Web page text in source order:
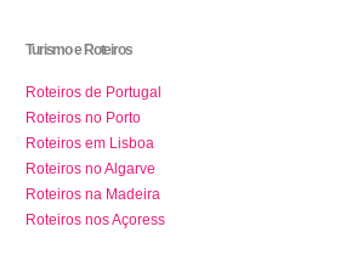
Turismo e Roteiros
Roteiros de Portugal
Roteiros no Porto
Roteiros em Lisboa
Roteiros no Algarve
Roteiros na Madeira
Roteiros nos Açoress